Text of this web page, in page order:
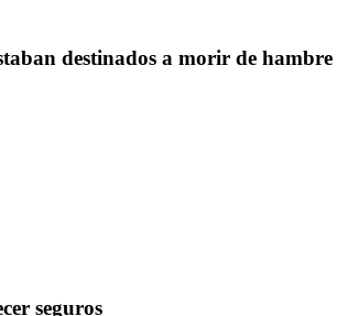
destinados a morir de hambre
seguros